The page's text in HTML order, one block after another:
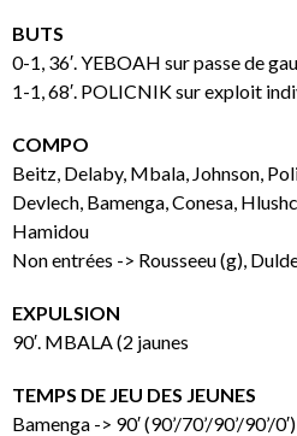
BUTS
0-1, 36′. YEBOAH sur passe de
1-1, 68′. POLICNIK sur exploit
COMPO
Beitz, Delaby, Mbala, Johnson,
Devlech, Bamenga, Conesa,
Hamidou
Non entrées -> Rousseeu (g),
EXPULSION
90′. MBALA (2 jaunes
TEMPS DE JEU DES JEUNES
Bamenga -> 90′ (90’/70’/90’/90’/